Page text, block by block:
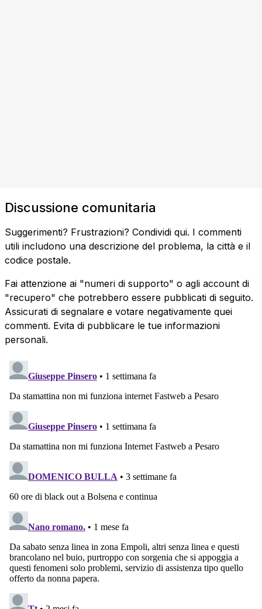
Discussione comunitaria
Suggerimenti? Frustrazioni? Condividi qui. I commenti
utili includono una descrizione del problema, la città e il
codice postale.
Fai attenzione ai "numeri di supporto" o agli account di
"recupero" che potrebbero essere pubblicati di seguito.
Assicurati di segnalare e votare negativamente quei
commenti. Evita di pubblicare le tue informazioni
personali.